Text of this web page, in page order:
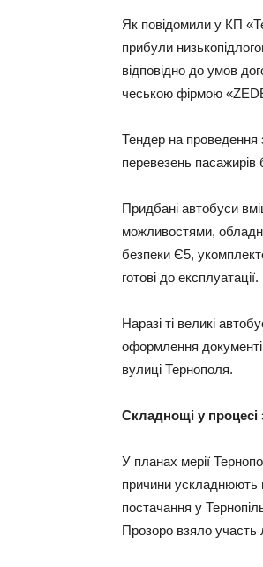
Як повідомили у КП
прибули
відповідно до умов
чеською фірмою
Тендер на проведення
перевезень
Придбані автобуси
можливостями,
безпеки Є5,
готові до експлуатації.
Наразі ті великі
оформлення
вулиці Тернополя.
Складнощі у процесі
У планах мерії
причини ускладнюють
постачання у
Прозоро взяло